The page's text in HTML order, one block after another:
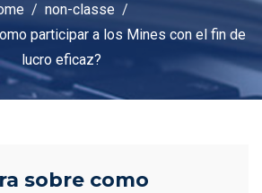
non-classe
participar a los Mines con el fin de
lucro eficaz?
sobre como